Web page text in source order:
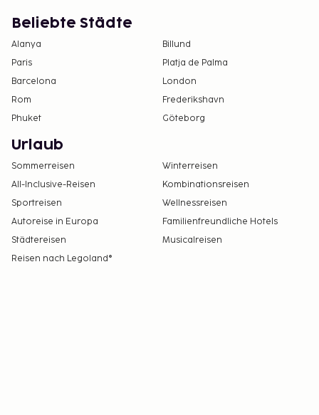
Beliebte Städte
Alanya
Billund
Paris
Platja de Palma
Barcelona
London
Rom
Frederikshavn
Phuket
Göteborg
Urlaub
Sommerreisen
Winterreisen
All-Inclusive-Reisen
Kombinationsreisen
Sportreisen
Wellnessreisen
Autoreise in Europa
Familienfreundliche Hotels
Städtereisen
Musicalreisen
Reisen nach Legoland®